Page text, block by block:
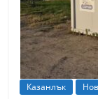
Казанлък